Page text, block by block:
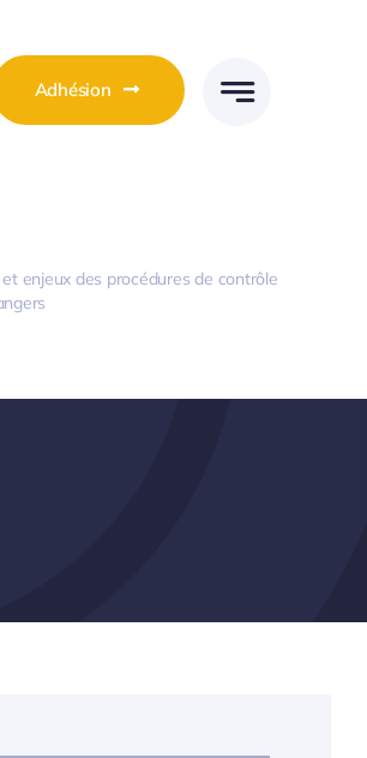
Adhésion
enjeux des procédures de contrôle